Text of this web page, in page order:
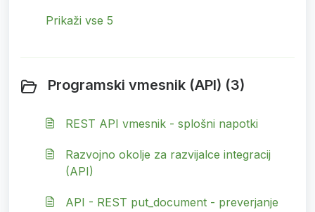
Prikaži vse 5
Programski vmesnik (API) (3)
REST API vmesnik - splošni napotki
Razvojno okolje za razvijalce integracij
(API)
API - REST put_document - preverjanje